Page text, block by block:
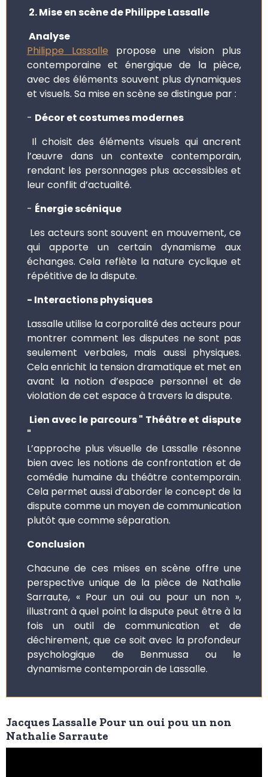
2. Mise en scène de Philippe Lassalle
Analyse
Philippe Lassalle propose une vision plus
contemporaine et énergique de la pièce,
avec des éléments souvent plus dynamiques
et visuels. Sa mise en scène se distingue par :
- Décor et costumes modernes
Il choisit des éléments visuels qui ancrent
l’œuvre dans un contexte contemporain,
rendant les personnages plus accessibles et
leur conflit d’actualité.
- Énergie scénique
Les acteurs sont souvent en mouvement, ce
qui apporte un certain dynamisme aux
échanges. Cela reflète la nature cyclique et
répétitive de la dispute.
- Interactions physiques
Lassalle utilise la corporalité des acteurs pour
montrer comment les disputes ne sont pas
seulement verbales, mais aussi physiques.
Cela enrichit la tension dramatique et met en
avant la notion d’espace personnel et de
violation de cet espace à travers la dispute.
Lien avec le parcours " Théâtre et dispute
"
L’approche plus visuelle de Lassalle résonne
bien avec les notions de confrontation et de
comédie humaine du théâtre contemporain.
Cela permet aussi d’aborder le concept de la
dispute comme un moyen de communication
plutôt que comme séparation.
Conclusion
Chacune de ces mises en scène offre une
perspective unique de la pièce de Nathalie
Sarraute, « Pour un oui ou pour un non »,
illustrant à quel point la dispute peut être à la
fois un outil de communication et de
déchirement, que ce soit avec la profondeur
psychologique de Benmussa ou le
dynamisme contemporain de Lassalle.
Jacques Lassalle Pour un oui pou un non
Nathalie Sarraute